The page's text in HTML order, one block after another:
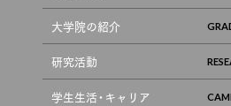
大学院の紹介
研究活動
学生生活・キャリア